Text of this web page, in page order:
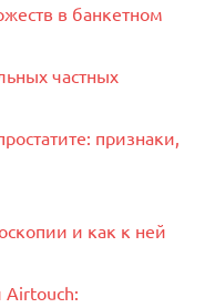
в банкетном
частных
признаки,
и как к ней
Airtouch: